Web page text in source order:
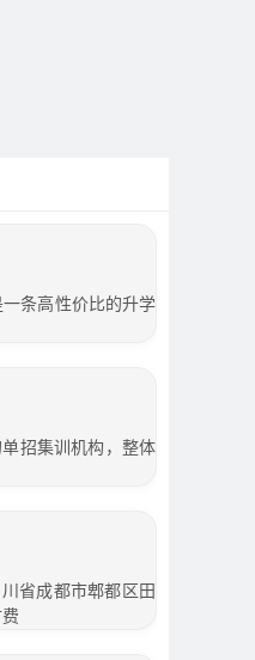
条高性价比的升学
招集训机构，整体
省成都市郫都区田